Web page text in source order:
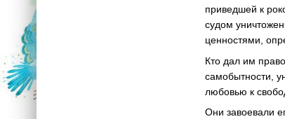
приведшей к
судом
ценностями,
Кто дал им
самобытности,
любовью к
Они завоевали